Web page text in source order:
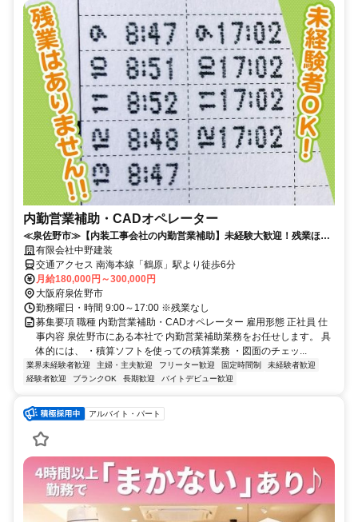
内勤営業補助・CADオペレーター
≪泉佐野市≫【内装工事会社の内勤営業補助】未経験大歓迎！残業ほぼ
ナシ◎年間休日126日♪
有限会社中野建装
交通アクセス 南海本線「鶴原」駅より徒歩6分
月給180,000円～300,000円
大阪府泉佐野市
勤務曜日・時間 9:00～17:00 ※残業なし
募集要項 職種 内勤営業補助・CADオペレーター 雇用形態 正社員 仕
事内容 泉佐野市にある本社で 内勤営業補助業務をお任せします。 具
体的には、 ・積算ソフトを使っての積算業務 ・図面のチェッ...
業界未経験者歓迎 主婦・主夫歓迎 フリーター歓迎 固定時間制
未経験者歓迎
経験者歓迎
ブランクOK 長期歓迎 バイトデビュー歓迎
アルバイト・パート